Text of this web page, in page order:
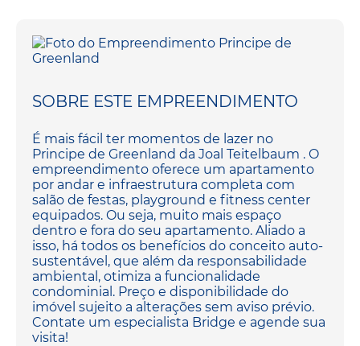
SOBRE ESTE EMPREENDIMENTO
É mais fácil ter momentos de lazer no
Principe de Greenland da Joal Teitelbaum . O
empreendimento oferece um apartamento
por andar e infraestrutura completa com
salão de festas, playground e fitness center
equipados. Ou seja, muito mais espaço
dentro e fora do seu apartamento. Aliado a
isso, há todos os benefícios do conceito auto-
sustentável, que além da responsabilidade
ambiental, otimiza a funcionalidade
condominial. Preço e disponibilidade do
imóvel sujeito a alterações sem aviso prévio.
Contate um especialista Bridge e agende sua
visita!